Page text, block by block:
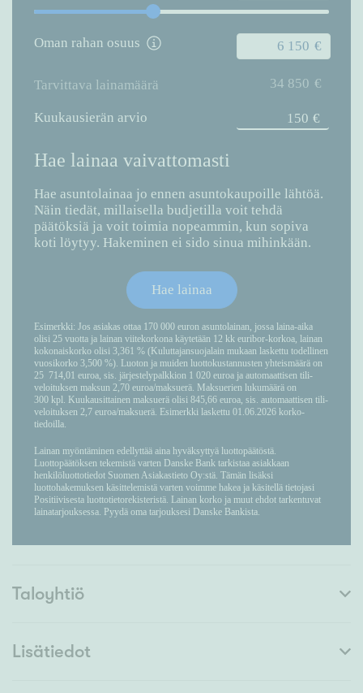
Taloyhtiö
Lisätiedot